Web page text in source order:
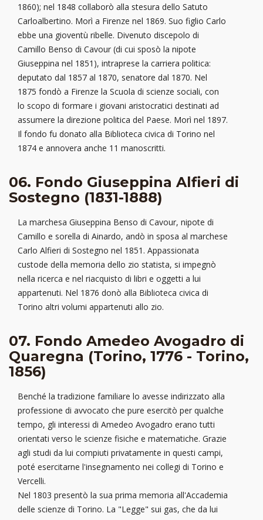
1860); nel 1848 collaborò alla stesura dello Satuto
Carloalbertino. Morì a Firenze nel 1869. Suo figlio Carlo
ebbe una gioventù ribelle. Divenuto discepolo di
Camillo Benso di Cavour (di cui sposò la nipote
Giuseppina nel 1851), intraprese la carriera politica:
deputato dal 1857 al 1870, senatore dal 1870. Nel
1875 fondò a Firenze la Scuola di scienze sociali, con
lo scopo di formare i giovani aristocratici destinati ad
assumere la direzione politica del Paese. Morì nel 1897.
Il fondo fu donato alla Biblioteca civica di Torino nel
1874 e annovera anche 11 manoscritti.
06. Fondo Giuseppina Alfieri di
Sostegno (1831-1888)
La marchesa Giuseppina Benso di Cavour, nipote di
Camillo e sorella di Ainardo, andò in sposa al marchese
Carlo Alfieri di Sostegno nel 1851. Appassionata
custode della memoria dello zio statista, si impegnò
nella ricerca e nel riacquisto di libri e oggetti a lui
appartenuti. Nel 1876 donò alla Biblioteca civica di
Torino altri volumi appartenuti allo zio.
07. Fondo Amedeo Avogadro di
Quaregna (Torino, 1776 - Torino,
1856)
Benché la tradizione familiare lo avesse indirizzato alla
professione di avvocato che pure esercitò per qualche
tempo, gli interessi di Amedeo Avogadro erano tutti
orientati verso le scienze fisiche e matematiche. Grazie
agli studi da lui compiuti privatamente in questi campi,
poté esercitarne l'insegnamento nei collegi di Torino e
Vercelli.
Nel 1803 presentò la sua prima memoria all'Accademia
delle scienze di Torino. La "Legge" sui gas, che da lui